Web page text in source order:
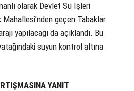
olarak Devlet Su İşleri
geçen Tabaklar
yapılacağı da açıklandı. Bu
suyun kontrol altına
YANIT